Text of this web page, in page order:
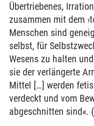
Übertriebenes,
zusammen mit dem
Menschen sind
selbst, für
Wesens zu halten
sie der verlängerte
Mittel […] werden
verdeckt und vom
abgeschnitten sind«.